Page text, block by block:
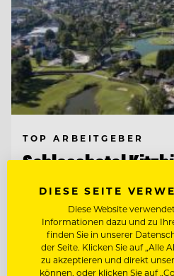
TOP ARBEITGEBER
Schlosshotel
6370 Kitzbühel, Österreich
F&B CONTROLLER (M/
DIESE SEITE
Diese Website
Informationen dazu und zu
finden Sie in unserer
der Seite. Klicken Sie auf „Alle
zu akzeptieren und direkt
können, oder klicken Sie auf